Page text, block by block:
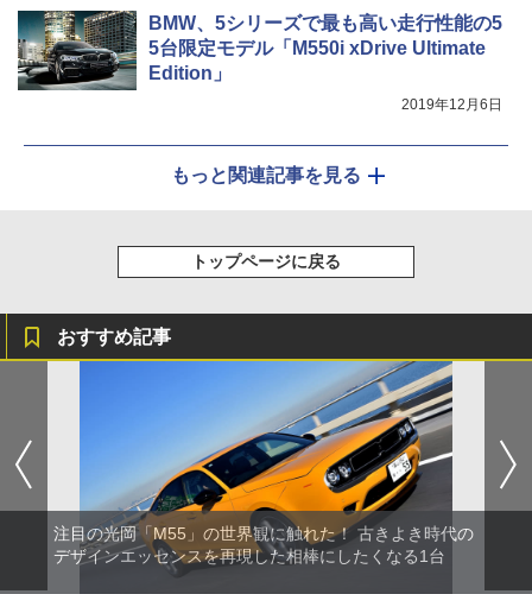
BMW、5シリーズで最も高い走行性能の5
5台限定モデル「M550i xDrive Ultimate
Edition」
2019年12月6日
もっと関連記事を見る
トップページに戻る
おすすめ記事
注目の光岡「M55」の世界観に触れた！ 古きよき時代の
デザインエッセンスを再現した相棒にしたくなる1台